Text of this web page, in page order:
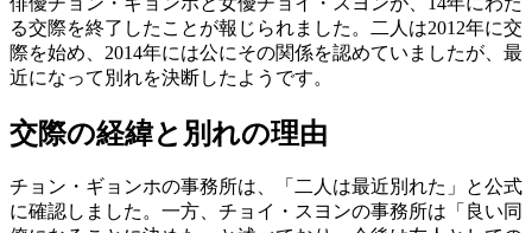
る交際を終了したことが報じられました。二人は2012年に交
際を始め、2014年には公にその関係を認めていましたが、最
近になって別れを決断したようです。
交際の経緯と別れの理由
チョン・ギョンホの事務所は、「二人は最近別れた」と公式
に確認しました。一方、チョイ・スヨンの事務所は「良い同